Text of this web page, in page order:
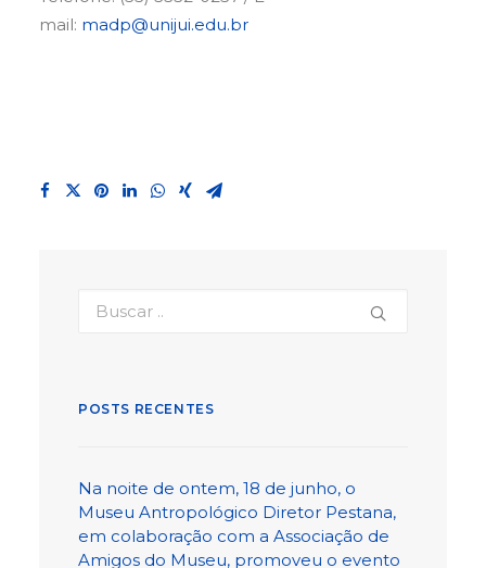
mail: madp@unijui.edu.br
POSTS RECENTES
Na noite de ontem, 18 de junho, o
Museu Antropológico Diretor Pestana,
em colaboração com a Associação de
Amigos do Museu, promoveu o evento